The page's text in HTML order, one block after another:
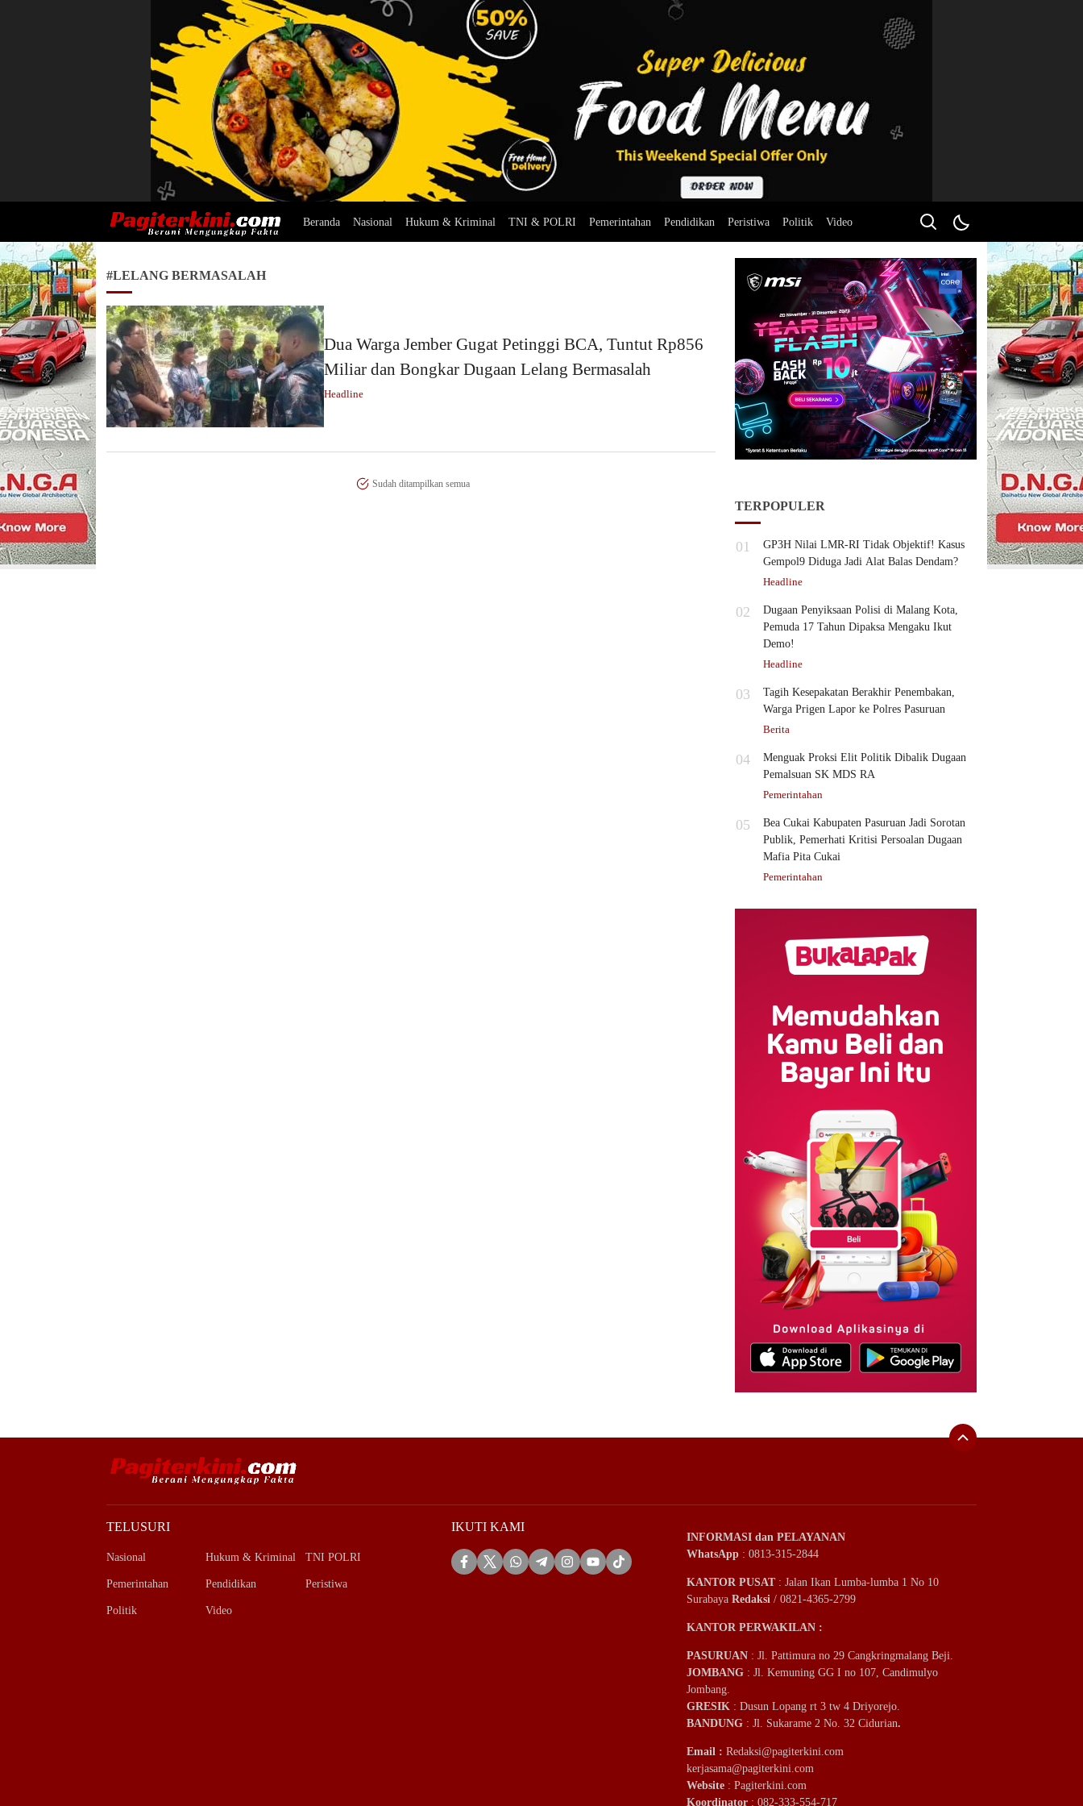
Beranda Nasional Hukum & Kriminal TNI & POLRI Pemerintahan Pendidikan Peristiwa Politik Video
#LELANG BERMASALAH
Dua Warga Jember Gugat Petinggi BCA, Tuntut Rp856
Miliar dan Bongkar Dugaan Lelang Bermasalah
Headline
Sudah ditampilkan semua
TERPOPULER
01
GP3H Nilai LMR-RI Tidak Objektif! Kasus
Gempol9 Diduga Jadi Alat Balas Dendam?
Headline
02
Dugaan Penyiksaan Polisi di Malang Kota,
Pemuda 17 Tahun Dipaksa Mengaku Ikut
Demo!
Headline
03
Tagih Kesepakatan Berakhir Penembakan,
Warga Prigen Lapor ke Polres Pasuruan
Berita
04
Menguak Proksi Elit Politik Dibalik Dugaan
Pemalsuan SK MDS RA
Pemerintahan
05
Bea Cukai Kabupaten Pasuruan Jadi Sorotan
Publik, Pemerhati Kritisi Persoalan Dugaan
Mafia Pita Cukai
Pemerintahan
TELUSURI
Nasional Hukum & Kriminal TNI POLRI
Pemerintahan Pendidikan Peristiwa
Politik Video
IKUTI KAMI
INFORMASI dan PELAYANAN
WhatsApp : 0813-315-2844
KANTOR PUSAT: Jalan Ikan Lumba-lumba 1 No 10
Surabaya Redaksi / 0821-4365-2799
KANTOR PERWAKILAN :
PASURUAN : Jl. Pattimura no 29 Cangkringmalang Beji.
JOMBANG : Jl. Kemuning GG I no 107, Candimulyo
Jombang.
GRESIK : Dusun Lopang rt 3 tw 4 Driyorejo.
BANDUNG : Jl. Sukarame 2 No. 32 Cidurian.
Email : Redaksi@pagiterkini.com
kerjasama@pagiterkini.com
Website : Pagiterkini.com
Koordinator : 082-333-554-717